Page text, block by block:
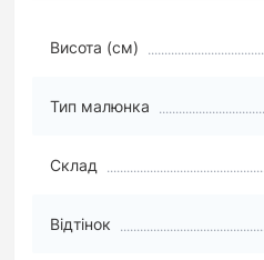
Висота (см)
Тип малюнка
Склад
Відтінок